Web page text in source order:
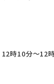
12時10分～